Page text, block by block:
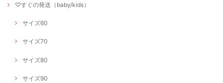
♡すぐの発送（baby/kids）
サイズ60
サイズ70
サイズ80
サイズ90